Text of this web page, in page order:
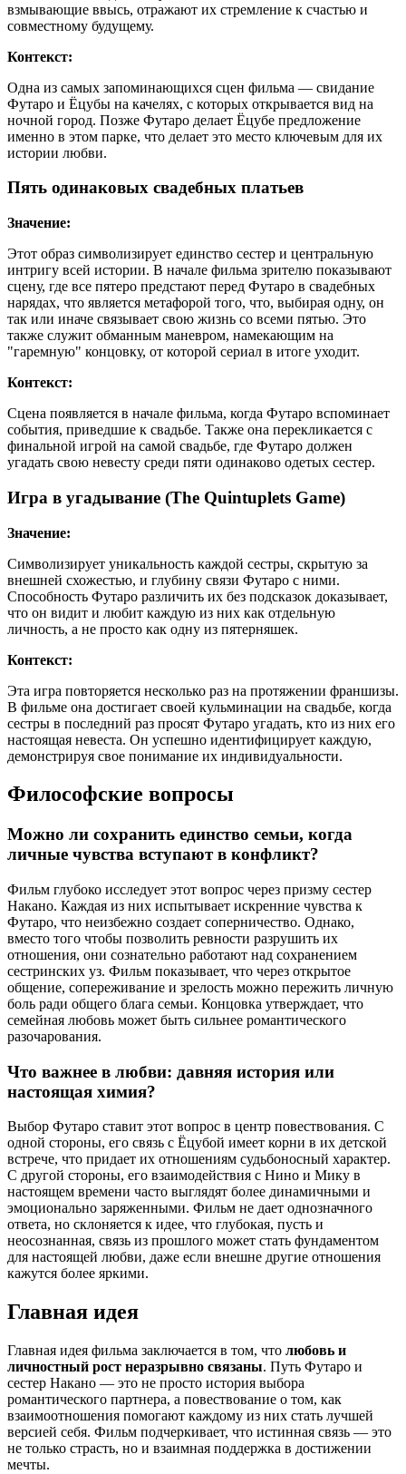
взмывающие ввысь, отражают их стремление к счастью и
совместному будущему.
Контекст:
Одна из самых запоминающихся сцен фильма — свидание
Футаро и Ёцубы на качелях, с которых открывается вид на
ночной город. Позже Футаро делает Ёцубе предложение
именно в этом парке, что делает это место ключевым для их
истории любви.
Пять одинаковых свадебных платьев
Значение:
Этот образ символизирует единство сестер и центральную
интригу всей истории. В начале фильма зрителю показывают
сцену, где все пятеро предстают перед Футаро в свадебных
нарядах, что является метафорой того, что, выбирая одну, он
так или иначе связывает свою жизнь со всеми пятью. Это
также служит обманным маневром, намекающим на
"гаремную" концовку, от которой сериал в итоге уходит.
Контекст:
Сцена появляется в начале фильма, когда Футаро вспоминает
события, приведшие к свадьбе. Также она перекликается с
финальной игрой на самой свадьбе, где Футаро должен
угадать свою невесту среди пяти одинаково одетых сестер.
Игра в угадывание (The Quintuplets Game)
Значение:
Символизирует уникальность каждой сестры, скрытую за
внешней схожестью, и глубину связи Футаро с ними.
Способность Футаро различить их без подсказок доказывает,
что он видит и любит каждую из них как отдельную
личность, а не просто как одну из пятерняшек.
Контекст:
Эта игра повторяется несколько раз на протяжении франшизы.
В фильме она достигает своей кульминации на свадьбе, когда
сестры в последний раз просят Футаро угадать, кто из них его
настоящая невеста. Он успешно идентифицирует каждую,
демонстрируя свое понимание их индивидуальности.
Философские вопросы
Можно ли сохранить единство семьи, когда
личные чувства вступают в конфликт?
Фильм глубоко исследует этот вопрос через призму сестер
Накано. Каждая из них испытывает искренние чувства к
Футаро, что неизбежно создает соперничество. Однако,
вместо того чтобы позволить ревности разрушить их
отношения, они сознательно работают над сохранением
сестринских уз. Фильм показывает, что через открытое
общение, сопереживание и зрелость можно пережить личную
боль ради общего блага семьи. Концовка утверждает, что
семейная любовь может быть сильнее романтического
разочарования.
Что важнее в любви: давняя история или
настоящая химия?
Выбор Футаро ставит этот вопрос в центр повествования. С
одной стороны, его связь с Ёцубой имеет корни в их детской
встрече, что придает их отношениям судьбоносный характер.
С другой стороны, его взаимодействия с Нино и Мику в
настоящем времени часто выглядят более динамичными и
эмоционально заряженными. Фильм не дает однозначного
ответа, но склоняется к идее, что глубокая, пусть и
неосознанная, связь из прошлого может стать фундаментом
для настоящей любви, даже если внешне другие отношения
кажутся более яркими.
Главная идея
Главная идея фильма заключается в том, что любовь и
личностный рост неразрывно связаны. Путь Футаро и
сестер Накано — это не просто история выбора
романтического партнера, а повествование о том, как
взаимоотношения помогают каждому из них стать лучшей
версией себя. Фильм подчеркивает, что истинная связь — это
не только страсть, но и взаимная поддержка в достижении
мечты.